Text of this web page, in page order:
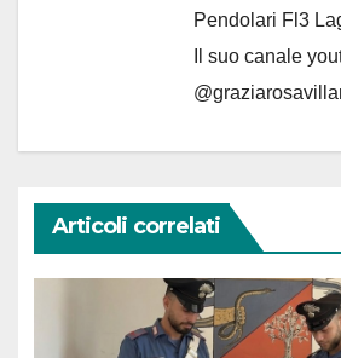
Pendolari Fl3
Il suo canale
Articoli correlati